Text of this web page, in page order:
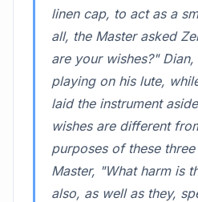
linen cap, to act as a
all, the Master asked
are your wishes?"
playing on his lute,
laid the instrument
wishes are different
purposes of these
Master, "What harm is
also, as well as they,